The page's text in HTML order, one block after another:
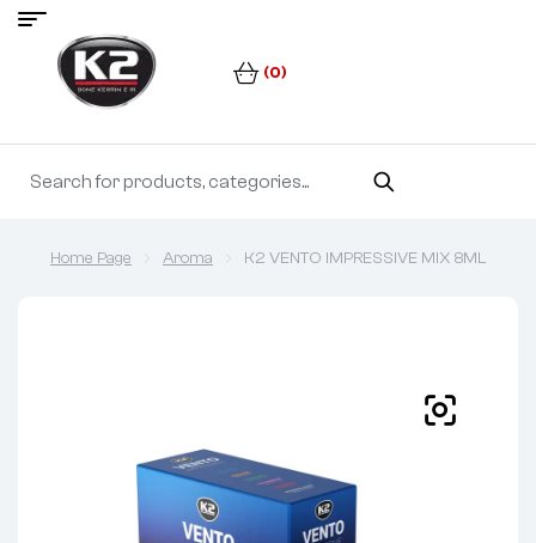
(0)
Home Page Aroma K2 VENTO IMPRESSIVE MIX 8ML